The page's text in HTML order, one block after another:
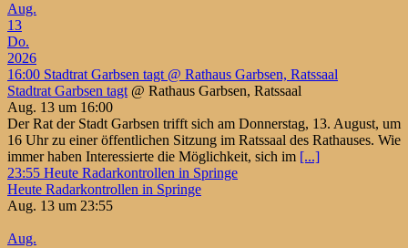
Aug.
13
Do.
2026
16:00 Stadtrat Garbsen tagt @ Rathaus Garbsen, Ratssaal
Stadtrat Garbsen tagt @ Rathaus Garbsen, Ratssaal
Aug. 13 um 16:00
Der Rat der Stadt Garbsen trifft sich am Donnerstag, 13. August, um
16 Uhr zu einer öffentlichen Sitzung im Ratssaal des Rathauses. Wie
immer haben Interessierte die Möglichkeit, sich im [...]
23:55 Heute Radarkontrollen in Springe
Heute Radarkontrollen in Springe
Aug. 13 um 23:55
Aug.